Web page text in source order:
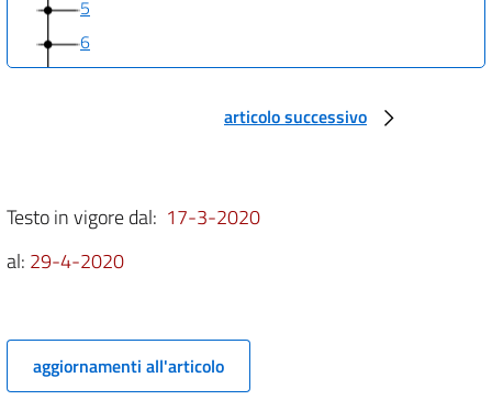
5
6
7
11
16
articolo successivo
Testo in vigore dal: 17-3-2020
al: 29-4-2020
aggiornamenti all'articolo